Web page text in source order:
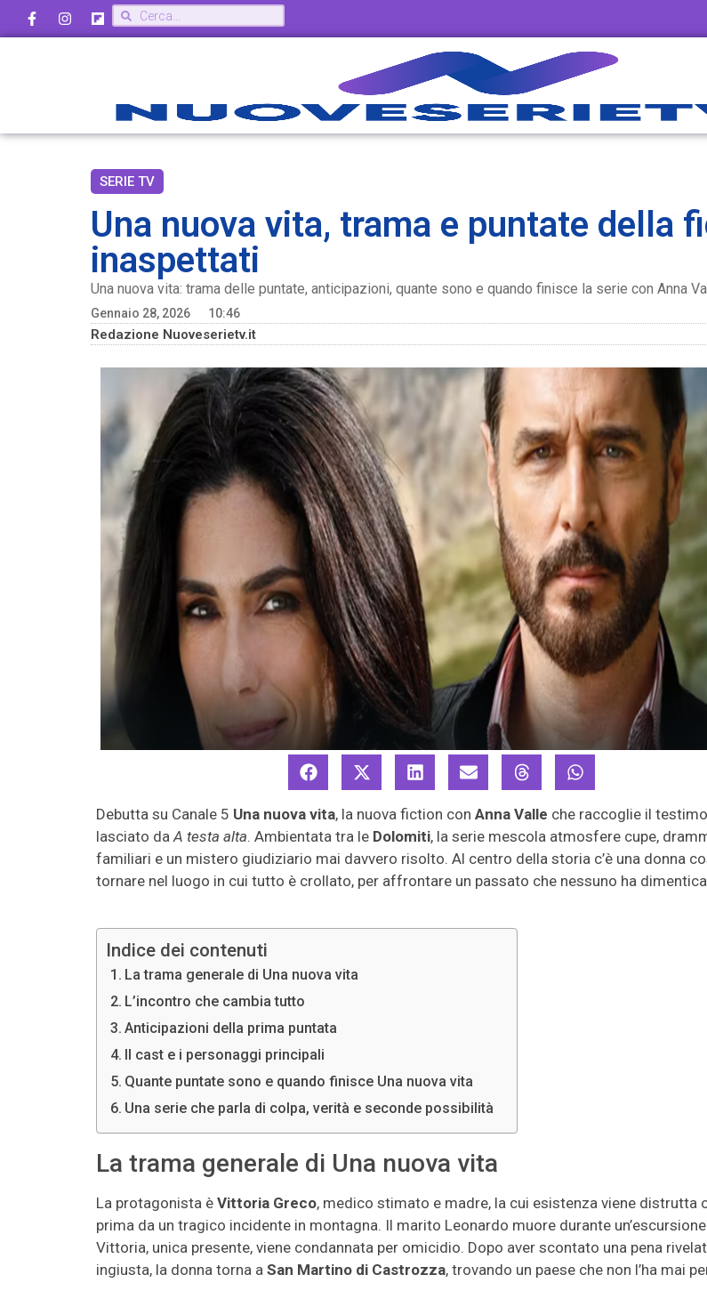
SERIE TV
Una nuova vita, trama e puntate della
inaspettati
Una nuova vita: trama delle puntate, anticipazioni, quante sono e quando finisce la serie con Anna
Gennaio 28, 2026 10:46
Redazione Nuoveserietv.it
Debutta su Canale 5 Una nuova vita, la nuova fiction con Anna Valle che raccoglie il
lasciato daA testa alta. Ambientata tra le Dolomiti, la serie mescola atmosfere cupe,
familiari e un mistero giudiziario mai davvero risolto. Al centro della storia c’è una donna
tornare nel luogo in cui tutto è crollato, per affrontare un passato che nessuno ha
Indice dei contenuti
La trama generale di Una nuova vita
L’incontro che cambia tutto
Anticipazioni della prima puntata
Il cast e i personaggi principali
Quante puntate sono e quando finisce Una nuova vita
Una serie che parla di colpa, verità e seconde possibilità
La trama generale di Una nuova vita
La protagonista è Vittoria Greco, medico stimato e madre, la cui esistenza viene distrutta
prima da un tragico incidente in montagna. Il marito Leonardo muore durante
Vittoria, unica presente, viene condannata per omicidio. Dopo aver scontato una pena
ingiusta, la donna torna a San Martino di Castrozza, trovando un paese che non l’ha mai